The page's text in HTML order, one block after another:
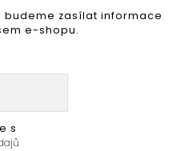
budeme zasílat informace
e-shopu.
s